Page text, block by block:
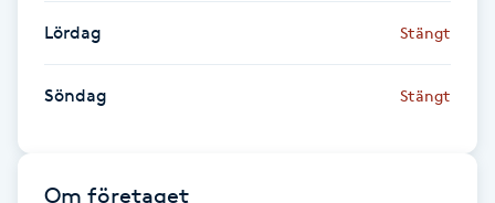
Färgning
Lördag Stängt
Söndag Stängt
Om företaget